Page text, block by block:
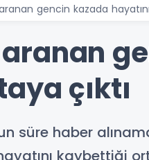
gencin kazada
çıktı
süre haber
kaybettiği